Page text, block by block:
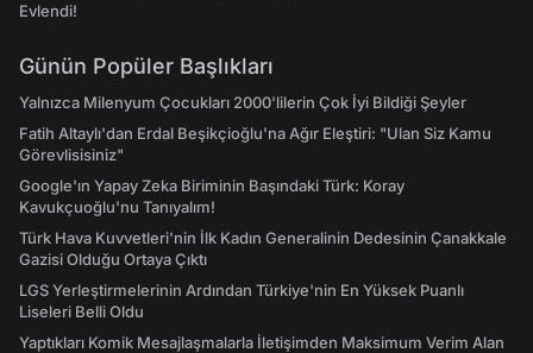
Evlendi!
Günün Popüler Başlıkları
Yalnızca Milenyum Çocukları 2000'lilerin Çok İyi Bildiği Şeyler
Fatih Altaylı'dan Erdal Beşikçioğlu'na Ağır Eleştiri: "Ulan Siz Kamu
Görevlisisiniz"
Google'ın Yapay Zeka Biriminin Başındaki Türk: Koray
Kavukçuoğlu'nu Tanıyalım!
Türk Hava Kuvvetleri'nin İlk Kadın Generalinin Dedesinin Çanakkale
Gazisi Olduğu Ortaya Çıktı
LGS Yerleştirmelerinin Ardından Türkiye'nin En Yüksek Puanlı
Liseleri Belli Oldu
Yaptıkları Komik Mesajlaşmalarla İletişimden Maksimum Verim Alan